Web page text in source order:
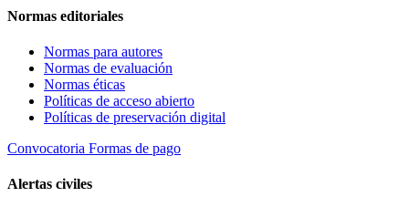
Normas editoriales
Normas para autores
Normas de evaluación
Normas éticas
Políticas de acceso abierto
Políticas de preservación digital
Convocatoria Formas de pago
Alertas civiles